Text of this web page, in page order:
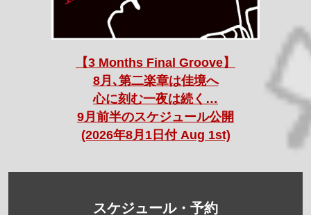
【3 Months Final Groove】
8月､第二楽章は佳境へ
心に刻む一夜は続く…
9月前半のスケジュール公開
(2026年8月1日付 Aug 1st)
スケジュール・予約